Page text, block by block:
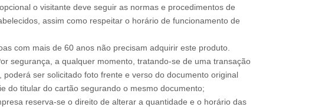
o visitante deve seguir as normas e procedimentos de
assim como respeitar o horário de funcionamento de
com mais de 60 anos não precisam adquirir este produto.
segurança, a qualquer momento, tratando-se de uma transação
poderá ser solicitado foto frente e verso do documento original
do titular do cartão segurando o mesmo documento;
reserva-se o direito de alterar a quantidade e o horário das